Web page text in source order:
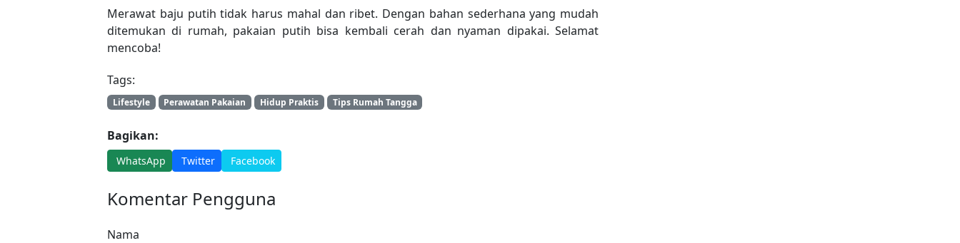
Merawat baju putih tidak harus mahal dan ribet. Dengan bahan sederhana yang mudah
ditemukan di rumah, pakaian putih bisa kembali cerah dan nyaman dipakai. Selamat
mencoba!
Tags:
Lifestyle Perawatan Pakaian Hidup Praktis Tips Rumah Tangga
Bagikan:
WhatsApp Twitter Facebook
Komentar Pengguna
Nama